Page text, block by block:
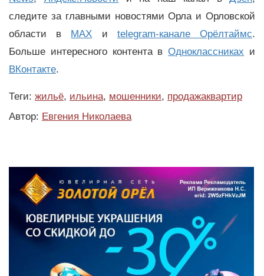
следите за главными новостями Орла и Орловской
области в MAX и telegram-канале Орёлтаймс.
Больше интересного контента вОдноклассниках и
ВКонтакте.
Теги: жильё, ильина, мошенники, продажаквартир
Автор: Евгения Николаева